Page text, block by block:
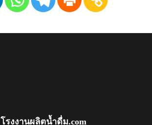
โรงงานผลิตน้ำดื่ม.com